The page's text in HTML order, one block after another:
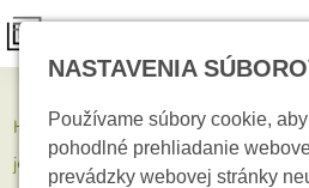
HIKVISION DS-KD7003EY-IME2/A
jednotka
NASTAVENIA
Používame súbory cookie,
pohodlné prehliadanie
prevádzky webovej stránky